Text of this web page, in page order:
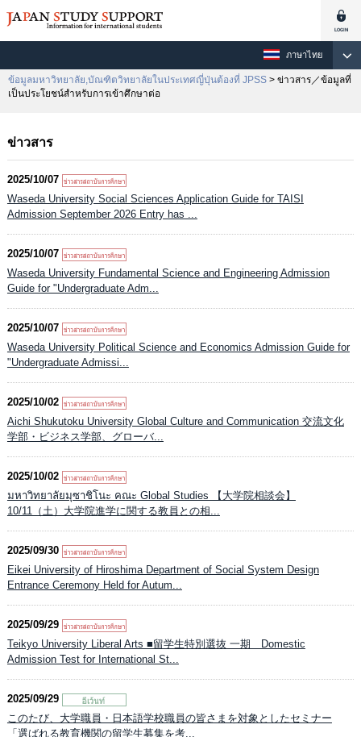
ภาษาไทย
ข้อมูลมหาวิทยาลัย,บัณฑิตวิทยาลัยในประเทศญี่ปุ่นต้องที่ JPSS > ข่าวสาร／ข้อมูลที่
เป็นประโยชน์สำหรับการเข้าศึกษาต่อ
ข่าวสาร
2025/10/07
Waseda University Social Sciences Application Guide for TAISI
Admission September 2026 Entry has ...
2025/10/07
Waseda University Fundamental Science and Engineering Admission
Guide for "Undergraduate Adm...
2025/10/07
Waseda University Political Science and Economics Admission Guide for
"Undergraduate Admissi...
2025/10/02
Aichi Shukutoku University Global Culture and Communication 交流文化
学部・ビジネス学部、グローバ...
2025/10/02
มหาวิทยาลัยมุซาชิโนะ คณะ Global Studies 【大学院相談会】
10/11（土）大学院進学に関する教員との相...
2025/09/30
Eikei University of Hiroshima Department of Social System Design
Entrance Ceremony Held for Autum...
2025/09/29
Teikyo University Liberal Arts ■留学生特別選抜 一期 Domestic
Admission Test for International St...
2025/09/29
このたび、大学職員・日本語学校職員の皆さまを対象としたセミナー
「選ばれる教育機関の留学生募集を考...